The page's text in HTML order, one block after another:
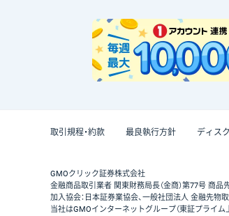
取引規程・約款 最良執行方針 ディス
GMOクリック証券株式会社
金融商品取引業者 関東財務局長（金商）第77号 商
加入協会：日本証券業協会、一般社団法人 金融先物
当社はGMOインターネットグループ（東証プライム